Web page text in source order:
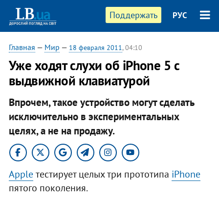
Поддержать РУС
Главная — Мир — 18 февраля 2011, 04:10
Уже ходят слухи об iPhone 5 с
выдвижной клавиатурой
Впрочем, такое устройство могут сделать
исключительно в экспериментальных
целях, а не на продажу.
Appleтестирует целых три прототипа iPhone
пятого поколения.